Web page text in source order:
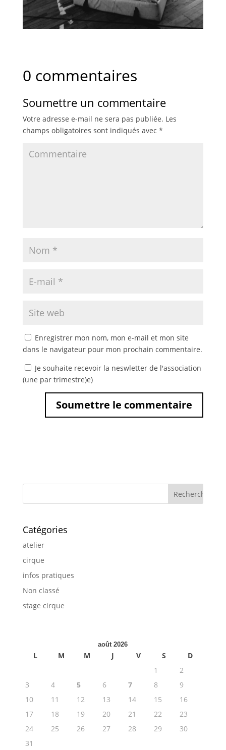
0 commentaires
Soumettre un commentaire
Votre adresse e-mail ne sera pas publiée. Les
champs obligatoires sont indiqués avec *
Enregistrer mon nom, mon e-mail et mon site
dans le navigateur pour mon prochain commentaire.
Je souhaite recevoir la neswletter de l'association
(une par trimestre)e)
Soumettre le commentaire
Catégories
atelier
cirque
infos pratiques
Non classé
stage cirque
août 2026
L M M J V S
D
1
2
3
4 5 6 7 8
9
10
11 12 13 14 15
16
17
18 19 20 21 22
23
24
25 26 27 28 29
30
31